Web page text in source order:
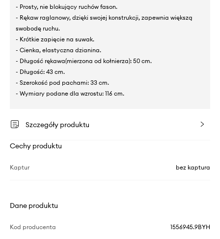
- Prosty, nie blokujący ruchów fason.
- Rękaw raglanowy, dzięki swojej konstrukcji, zapewnia większą
swobodę ruchu.
- Krótkie zapięcie na suwak.
- Cienka, elastyczna dzianina.
- Długość rękawa(mierzona od kołnierza): 50 cm.
- Długość: 43 cm.
- Szerokość pod pachami: 33 cm.
- Wymiary podane dla wzrostu: 116 cm.
Szczegóły produktu
Cechy produktu
Kaptur bez kaptura
Dane produktu
Kod producenta 1556945.9BYH